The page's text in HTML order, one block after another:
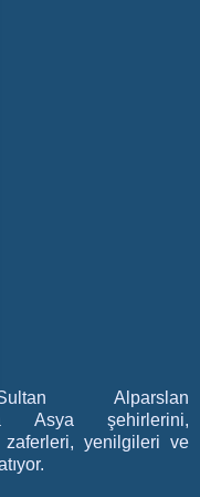
Alparslan
Asya şehirlerini,
zaferleri, yenilgileri ve